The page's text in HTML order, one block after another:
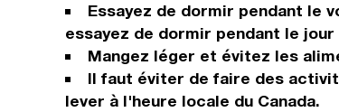
Essayez de dormir pendant le
essayez de dormir pendant le
Mangez léger et évitez les
Il faut éviter de faire des
lever à l'heure locale du Canada.